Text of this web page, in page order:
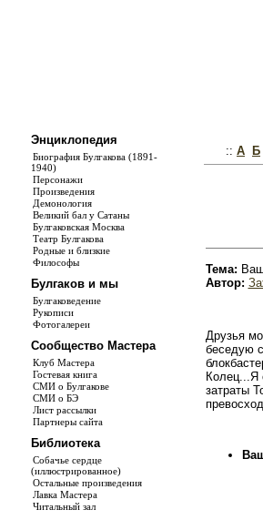
Энциклопедия
Биография Булгакова (1891-
1940)
Персонажи
Произведения
Демонология
Великий бал у Сатаны
Булгаковская Москва
Театр Булгакова
Родные и близкие
Философы
Булгаков и мы
Булгаковедение
Рукописи
Фотогалереи
Сообщество Мастера
Клуб Мастера
Гостевая книга
СМИ о Булгакове
СМИ о БЭ
Лист рассылки
Партнеры сайта
Библиотека
Собачье сердце
(иллюстрированное)
Остальные произведения
Лавка Мастера
Читальный зал
:: А Б
Тема:
Автор:
Друзья
беседую
Колец...Я
затраты